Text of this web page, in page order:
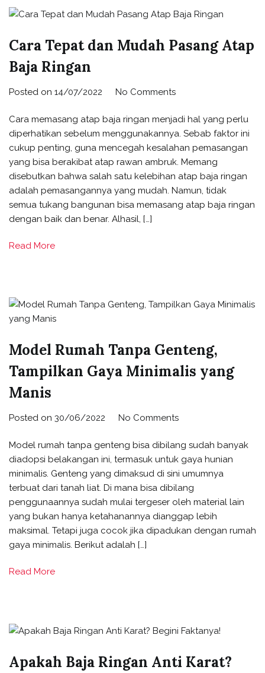
Cara Tepat dan Mudah Pasang Atap
Baja Ringan
Posted on 14/07/2022 No Comments
Cara memasang atap baja ringan menjadi hal yang perlu
diperhatikan sebelum menggunakannya. Sebab faktor ini
cukup penting, guna mencegah kesalahan pemasangan
yang bisa berakibat atap rawan ambruk. Memang
disebutkan bahwa salah satu kelebihan atap baja ringan
adalah pemasangannya yang mudah. Namun, tidak
semua tukang bangunan bisa memasang atap baja ringan
dengan baik dan benar. Alhasil, […]
Read More
Model Rumah Tanpa Genteng,
Tampilkan Gaya Minimalis yang
Manis
Posted on 30/06/2022 No Comments
Model rumah tanpa genteng bisa dibilang sudah banyak
diadopsi belakangan ini, termasuk untuk gaya hunian
minimalis. Genteng yang dimaksud di sini umumnya
terbuat dari tanah liat. Di mana bisa dibilang
penggunaannya sudah mulai tergeser oleh material lain
yang bukan hanya ketahanannya dianggap lebih
maksimal. Tetapi juga cocok jika dipadukan dengan rumah
gaya minimalis. Berikut adalah […]
Read More
Apakah Baja Ringan Anti Karat?